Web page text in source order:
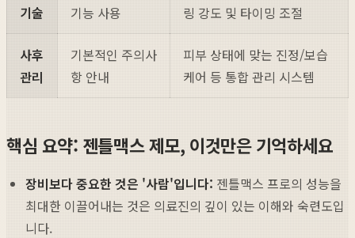
기술
기능 사용
링 강도 및 타이밍 조절
사후
관리
기본적인 주의사
항 안내
피부 상태에 맞는 진정/보습
케어 등 통합 관리 시스템
핵심 요약: 젠틀맥스 제모, 이것만은 기억하세요
장비보다 중요한 것은 '사람'입니다: 젠틀맥스 프로의 성능을
최대한 이끌어내는 것은 의료진의 깊이 있는 이해와 숙련도입
니다.